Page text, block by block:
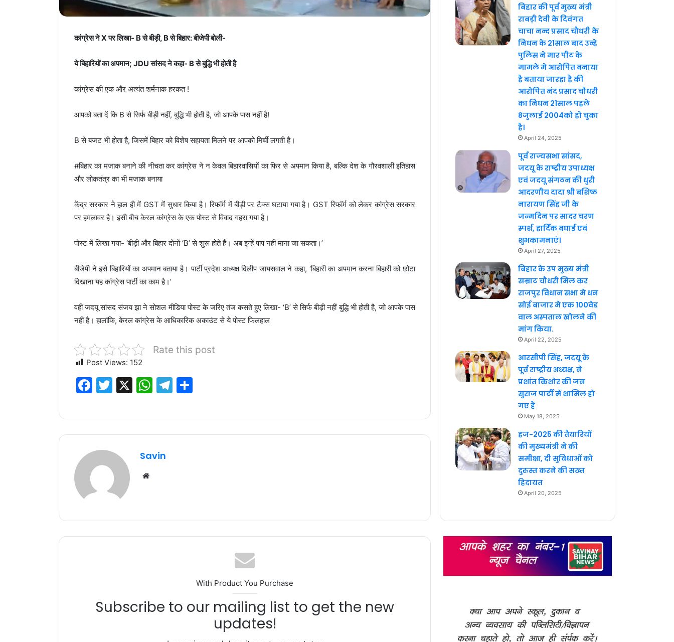
कांग्रेस ने X पर लिखा- B से बीड़ी, B से बिहार: बीजेपी बोली-
ये बिहारियों का अपमान; JDU सांसद ने कहा- B से बुद्धि भी होती है
कांग्रेस की एक और अत्यंत शर्मनाक हरकत !
आपको बता दें कि B से सिर्फ बीड़ी नहीं, बुद्धि भी होती है, जो आपके पास नहीं है!
B से बजट भी होता है, जिसमें बिहार को विशेष सहायता मिलने पर आपको मिर्ची लगती है।
#बिहार का मजाक बनाने की नीचता कर कांग्रेस ने न केवल बिहारवासियों का फिर से अपमान किया है, बल्कि देश के गौरवशाली इतिहास
और लोकतंत्र का भी मजाक बनाया
केंद्र सरकार ने हाल ही में GST में सुधार किया है। रिफॉर्म में बीड़ी पर टैक्स घटाया गया है। GST रिफॉर्म को लेकर कांग्रेस सरकार
पर हमलावर है। इसी बीच केरल कांग्रेस के एक पोस्ट से विवाद गहरा गया है।
पोस्ट में लिखा गया- ‘बीड़ी और बिहार दोनों ‘B’ से शुरू होते हैं। अब इन्हें पाप नहीं माना जा सकता।’
बीजेपी ने इसे बिहारियों का अपमान बताया है। पार्टी प्रदेश अध्यक्ष दिलीप जायसवाल ने कहा, ‘बिहारी का अपमान करना बिहारी को छोटा
दिखाना यह कांग्रेस पार्टी का काम है।’
वहीं जदयू सांसद संजय झा ने सोशल मीडिया पोस्ट के जरिए तंज कसते हुए लिखा- ‘B’ से सिर्फ बीड़ी नहीं बुद्धि भी होती है, जो आपके पास
नहीं है। हालांकि, केरल कांग्रेस के आधिकारिक अकाउंट से ये पोस्ट फिलहाल
Rate this post
Post Views: 152
F
c
e
b
o
o
k
T
it
te
r
X
W
at
s
A
p
T
e
g
ar
e
Savin
With Product You Purchase
Subscribe to our mailing list to get the new
updates!
बिहार की पूर्व मुख्य मंत्री
राबड़ी देवी के दिवंगत
चाचा नन्द प्रसाद चौधरी के
निधन के 21साल बाद उन्हे
पुलिस ने मार पीट के
मामले मे आरोपित बनाया
है बताया जारहा है की
आरोपित नंद प्रसाद चौधरी
का निधन 21साल पहले
8जुलाई 2004को हो चुका
है।
April 24, 2025
पूर्व राज्यसभा सांसद,
जदयू के राष्ट्रीय उपाध्यक्ष
एवं जदयू संगठन की धुरी
आदरणीय दादा श्री बशिष्ठ
नारायण सिंह जी के
जन्मदिन पर सादर चरण
स्पर्श, हार्दिक बधाई एवं
शुभकामनाएं।
April 27, 2025
बिहार के उप मुख्य मंत्री
सम्राट चौधरी मिल कर
राजपुर विधान सभा मे धन
सोई बाजार मे एक 100वेड
वाल अस्पताल खोलने की
मांग किया.
April 22, 2025
आरसीपी सिंह, जदयू के
पूर्व राष्ट्रीय अध्यक्ष, ने
प्रशांत किशोर की जन
सुराज पार्टी में शामिल हो
गए हैं
May 18, 2025
हज-2025 की तैयारियों
की मुख्यमंत्री ने की
समीक्षा, दी सुविधाओं को
दुरुस्त करने की सख्त
हिदायत
April 20, 2025